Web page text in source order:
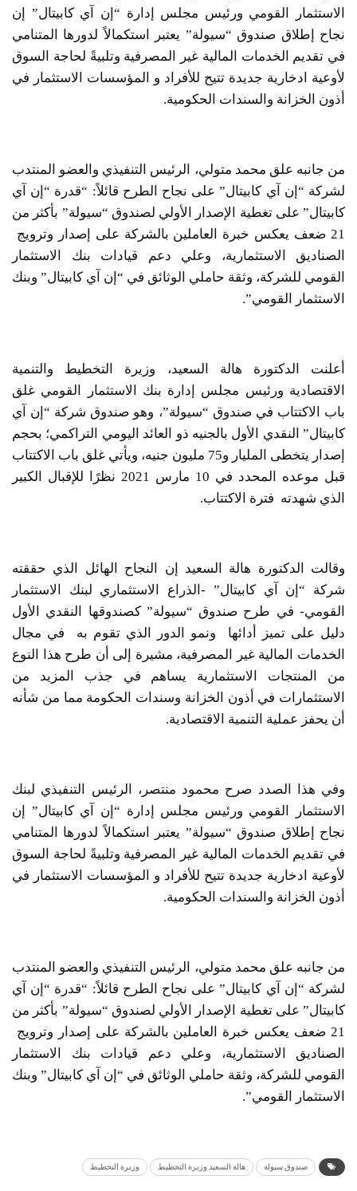
الاستثمار القومي ورئيس مجلس إدارة “إن آي كابيتال” إن
نجاح إطلاق صندوق “سيولة” يعتبر استكمالاً لدورها المتنامي
في تقديم الخدمات المالية غير المصرفية وتلبيةً لحاجة السوق
لأوعية ادخارية جديدة تتيح للأفراد و المؤسسات الاستثمار في
أذون الخزانة والسندات الحكومية.
من جانبه علق محمد متولي، الرئيس التنفيذي والعضو المنتدب
لشركة “إن آي كابيتال” على نجاح الطرح قائلاً: “قدرة “إن آي
كابيتال” على تغطية الإصدار الأولي لصندوق “سيولة” بأكثر من
21 ضعف يعكس خبرة العاملين بالشركة على إصدار وترويج
الصناديق الاستثمارية، وعلي دعم قيادات بنك الاستثمار
القومي للشركة، وثقة حاملي الوثائق في “إن آي كابيتال” وبنك
الاستثمار القومي”.
أعلنت الدكتورة هالة السعيد، وزيرة التخطيط والتنمية
الاقتصادية ورئيس مجلس إدارة بنك الاستثمار القومي غلق
باب الاكتتاب في صندوق “سيولة”، وهو صندوق شركة “إن آي
كابيتال” النقدي الأول بالجنيه ذو العائد اليومي التراكمي؛ بحجم
إصدار يتخطى المليار و75 مليون جنيه، ويأتي غلق باب الاكتتاب
قبل موعده المحدد في 10 مارس 2021 نظرًا للإقبال الكبير
الذي شهدته فترة الاكتتاب.
وقالت الدكتورة هالة السعيد إن النجاح الهائل الذي حققته
شركة “إن آي كابيتال” -الذراع الاستثماري لبنك الاستثمار
القومي- في طرح صندوق “سيولة” كصندوقها النقدي الأول
دليل على تميز أدائها ونمو الدور الذي تقوم به في مجال
الخدمات المالية غير المصرفية، مشيرة إلى أن طرح هذا النوع
من المنتجات الاستثمارية يساهم في جذب المزيد من
الاستثمارات في أذون الخزانة وسندات الحكومة مما من شأنه
أن يحفز عملية التنمية الاقتصادية.
وفي هذا الصدد صرح محمود منتصر، الرئيس التنفيذي لبنك
الاستثمار القومي ورئيس مجلس إدارة “إن آي كابيتال” إن
نجاح إطلاق صندوق “سيولة” يعتبر استكمالاً لدورها المتنامي
في تقديم الخدمات المالية غير المصرفية وتلبيةً لحاجة السوق
لأوعية ادخارية جديدة تتيح للأفراد و المؤسسات الاستثمار في
أذون الخزانة والسندات الحكومية.
من جانبه علق محمد متولي، الرئيس التنفيذي والعضو المنتدب
لشركة “إن آي كابيتال” على نجاح الطرح قائلاً: “قدرة “إن آي
كابيتال” على تغطية الإصدار الأولي لصندوق “سيولة” بأكثر من
21 ضعف يعكس خبرة العاملين بالشركة على إصدار وترويج
الصناديق الاستثمارية، وعلي دعم قيادات بنك الاستثمار
القومي للشركة، وثقة حاملي الوثائق في “إن آي كابيتال” وبنك
الاستثمار القومي”.
صندوق سيولة هالة السعيد وزيرة التخطيط وزيرة التخطيط